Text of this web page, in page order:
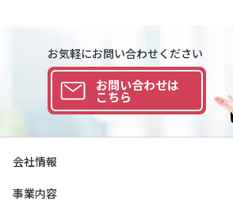
お気軽にお問い合わせください
お問い合わせは
こちら
会社情報
事業内容